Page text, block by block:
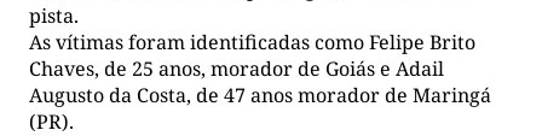
pista.
As vítimas foram identificadas como Felipe Brito
Chaves, de 25 anos, morador de Goiás e Adail
Augusto da Costa, de 47 anos morador de Maringá
(PR).